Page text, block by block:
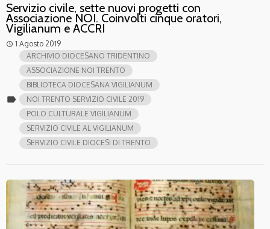
Servizio civile, sette nuovi progetti con
Associazione NOI. Coinvolti cinque oratori,
Vigilianum e ACCRI
access_time 1 Agosto 2019
label
ARCHIVIO DIOCESANO TRIDENTINO
ASSOCIAZIONE NOI TRENTO
BIBLIOTECA DIOCESANA VIGILIANUM
NOI TRENTO SERVIZIO CIVILE 2019
POLO CULTURALE VIGILIANUM
SERVIZIO CIVILE AL VIGILIANUM
SERVIZIO CIVILE DIOCESI DI TRENTO